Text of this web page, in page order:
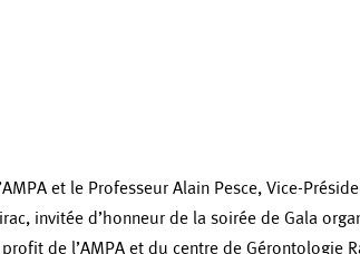
et le Professeur Alain Pesce, Vice-
invitée d’honneur de la soirée de Gala
de l’AMPA et du centre de Gérontologie